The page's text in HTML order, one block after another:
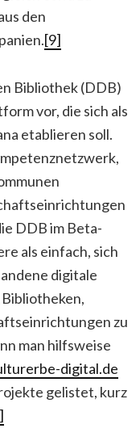
den
[9]
Bibliothek (DDB)
vor, die sich als
etablieren soll.
DDB im Beta-
als einfach, sich
digitale
zu
man hilfsweise
digital.de
gelistet, kurz